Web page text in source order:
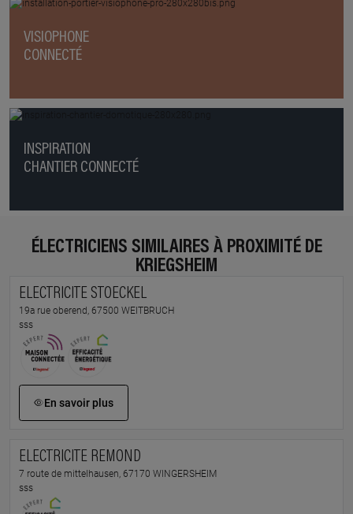
VISIOPHONE
CONNECTÉ
INSPIRATION
CHANTIER CONNECTÉ
ÉLECTRICIENS SIMILAIRES À PROXIMITÉ DE
KRIEGSHEIM
ELECTRICITE STOECKEL
19a rue oberend, 67500 WEITBRUCH
sss
En savoir plus
ELECTRICITE REMOND
7 route de mittelhausen, 67170 WINGERSHEIM
sss